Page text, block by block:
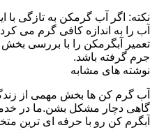
نکته: اگر آب گرمکن به تازگی
آب را به اندازه کافی گرم می
تعمیر آبگرمکن را با بررسی بخش
جرم گرفته باشد.
نوشته های مشابه
آب گرم کن ها بخش مهمی از
گاهی دچار مشکل بشن.ما در
آبگرم کن رو با حرفه ای ترین